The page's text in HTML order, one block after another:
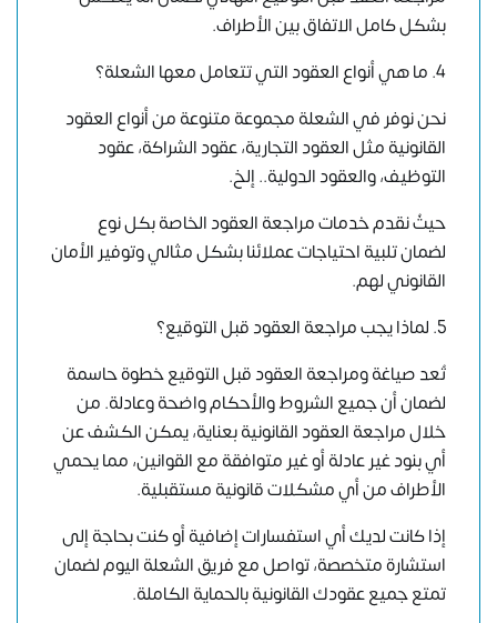
بشكل كامل الاتفاق بين الأطراف.
4. ما هي أنواع العقود التي تتعامل معها الشعلة؟
نحن نوفر في الشعلة مجموعة متنوعة من أنواع العقود
القانونية مثل العقود التجارية، عقود الشراكة، عقود
التوظيف، والعقود الدولية.. إلخ.
حيثُ نقدم خدمات مراجعة العقود الخاصة بكل نوع
لضمان تلبية احتياجات عملائنا بشكل مثالي وتوفير الأمان
القانوني لهم.
5. لماذا يجب مراجعة العقود قبل التوقيع؟
تُعد صياغة ومراجعة العقود قبل التوقيع خطوة حاسمة
لضمان أن جميع الشروط والأحكام واضحة وعادلة. من
خلال مراجعة العقود القانونية بعناية، يمكن الكشف عن
أي بنود غير عادلة أو غير متوافقة مع القوانين، مما يحمي
الأطراف من أي مشكلات قانونية مستقبلية.
إذا كانت لديك أي استفسارات إضافية أو كنت بحاجة إلى
استشارة متخصصة،تواصل مع فريق الشعلة اليوملضمان
تمتع جميع عقودك القانونية بالحماية الكاملة.